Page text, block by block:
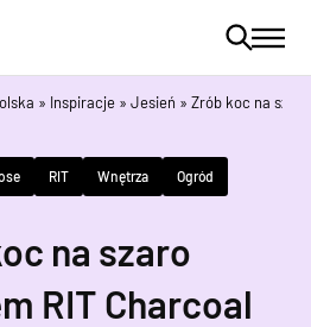
» Inspiracje » Jesień » Zrób koc na
RIT Wnętrza Ogród
na szaro
RIT Charcoal